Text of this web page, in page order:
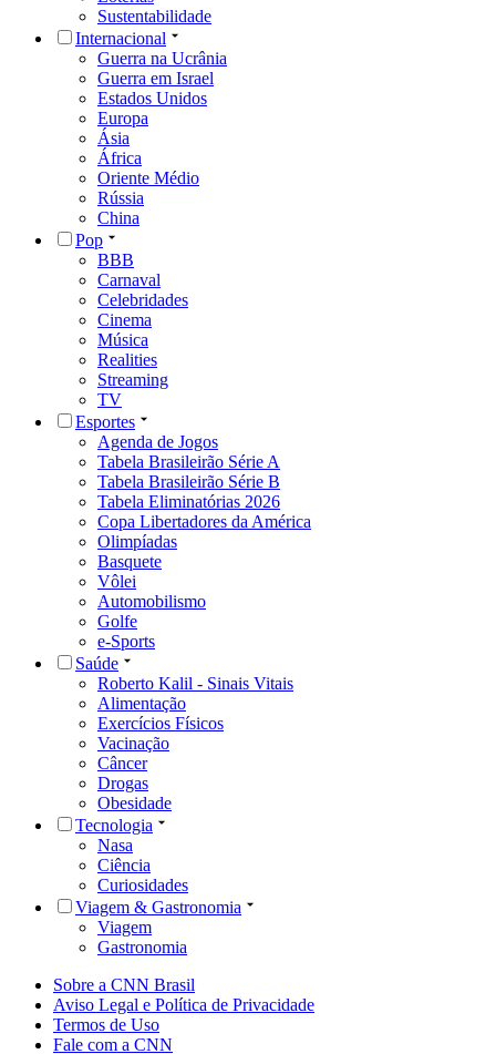
Sustentabilidade
Internacional
Guerra na Ucrânia
Guerra em Israel
Estados Unidos
Europa
Ásia
África
Oriente Médio
Rússia
China
Pop
BBB
Carnaval
Celebridades
Cinema
Música
Realities
Streaming
TV
Esportes
Agenda de Jogos
Tabela Brasileirão Série A
Tabela Brasileirão Série B
Tabela Eliminatórias 2026
Copa Libertadores da América
Olimpíadas
Basquete
Vôlei
Automobilismo
Golfe
e-Sports
Saúde
Roberto Kalil - Sinais Vitais
Alimentação
Exercícios Físicos
Vacinação
Câncer
Drogas
Obesidade
Tecnologia
Nasa
Ciência
Curiosidades
Viagem & Gastronomia
Viagem
Gastronomia
Sobre a CNN Brasil
Aviso Legal e Política de Privacidade
Termos de Uso
Fale com a CNN